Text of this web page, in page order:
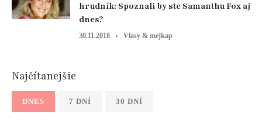
hrudník: Spoznali by ste Samanthu Fox aj
dnes?
30.11.2018 Vlasy & mejkap
Najčítanejšie
DNES 7 DNÍ 30 DNÍ